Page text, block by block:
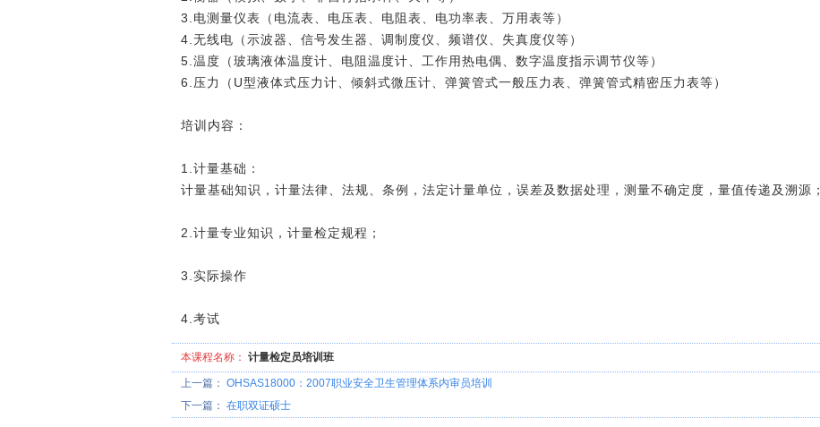
3.电测量仪表（电流表、电压表、电阻表、电功率表、万用表等）
4.无线电（示波器、信号发生器、调制度仪、频谱仪、失真度仪等）
5.温度（玻璃液体温度计、电阻温度计、工作用热电偶、数字温度指示调节仪等）
6.压力（U型液体式压力计、倾斜式微压计、弹簧管式一般压力表、弹簧管式精密压力表等）
培训内容：
1.计量基础：
计量基础知识，计量法律、法规、条例，法定计量单位，误差及数据处理，测量不确定度，量值传递及溯源；
2.计量专业知识，计量检定规程；
3.实际操作
4.考试
本课程名称： 计量检定员培训班
上一篇： OHSAS18000：2007职业安全卫生管理体系内审员培训
下一篇： 在职双证硕士